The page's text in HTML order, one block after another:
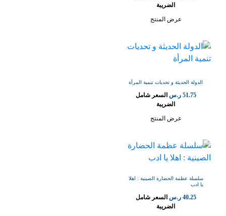
الضريبة
عرض المنتج
الدولة الحديثة و تحديات تنمية المرأة
51.75 ر.س السعر شامل
الضريبة
عرض المنتج
سلسلة عظمة الحضارة الصينية : اهلا
يا ادب
40.25 ر.س السعر شامل
الضريبة